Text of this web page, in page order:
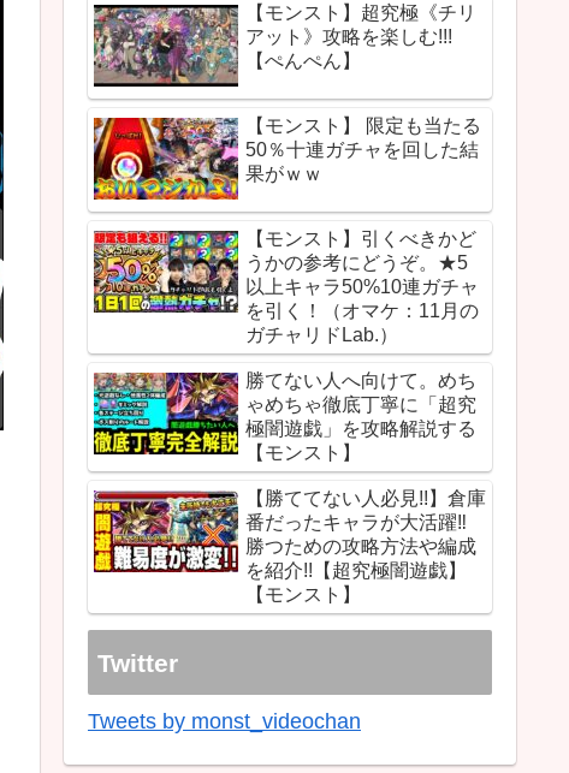
【モンスト】超究極《チリ
アット》攻略を楽しむ!!!
【ぺんぺん】
【モンスト】 限定も当たる
50％十連ガチャを回した結
果がｗｗ
【モンスト】引くべきかど
うかの参考にどうぞ。★5
以上キャラ50%10連ガチャ
を引く！（オマケ：11月の
ガチャリドLab.）
勝てない人へ向けて。めち
ゃめちゃ徹底丁寧に「超究
極闇遊戯」を攻略解説する
【モンスト】
【勝ててない人必見!!】倉庫
番だったキャラが大活躍‼︎
勝つための攻略方法や編成
を紹介!!【超究極闇遊戯】
【モンスト】
Twitter
Tweets by monst_videochan